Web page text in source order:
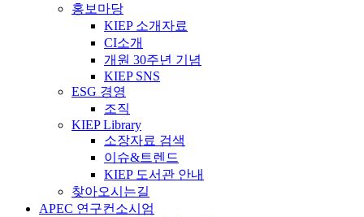
홍보마당
KIEP 소개자료
CI소개
개원 30주년 기념
KIEP SNS
ESG 경영
조직
KIEP Library
소장자료 검색
이슈&트렌드
KIEP 도서관 안내
찾아오시는길
APEC 연구컨소시엄